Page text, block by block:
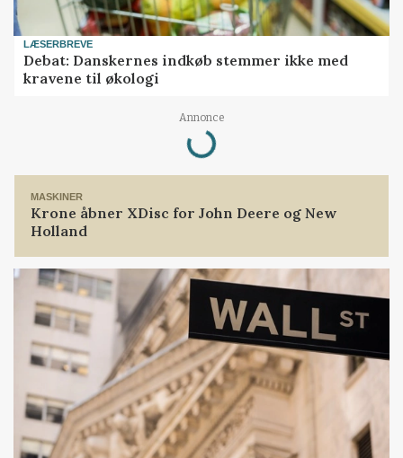
LÆSERBREVE
Debat: Danskernes indkøb stemmer ikke med
kravene til økologi
Annonce
Loading...
MASKINER
Krone åbner XDisc for John Deere og New
Holland